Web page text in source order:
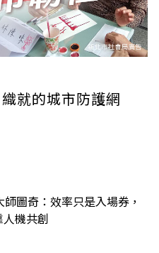
就的城市防護網
師圖奇：效率只是入場券，
人機共創